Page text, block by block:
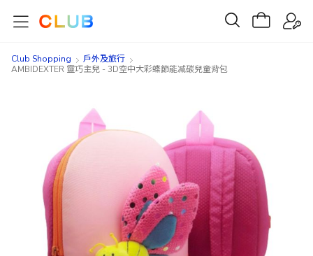
Club Shopping
戶外及旅行
AMBIDEXTER 靈巧主兒 - 3D空中大彩蝶節能减碳兒童背包